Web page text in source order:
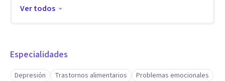
Ver todos
Especialidades
Depresión Trastornos alimentarios
Problemas emocionales